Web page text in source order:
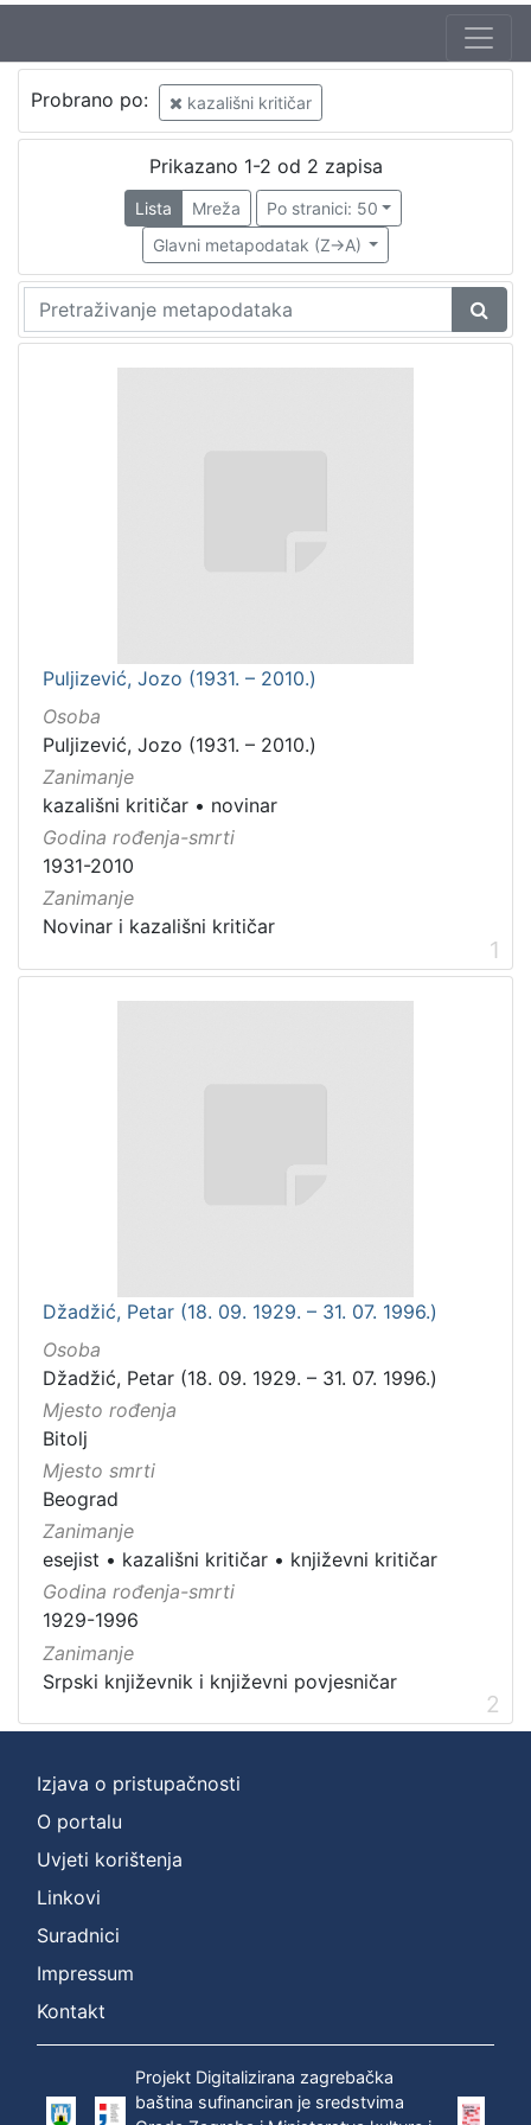
Probrano po: kazališni kritičar
Prikazano 1-2 od 2 zapisa
Lista Mreža
Po stranici: 50
Glavni metapodatak (Z->A)
Puljizević, Jozo (1931. – 2010.)
Osoba
Puljizević, Jozo (1931. – 2010.)
Zanimanje
kazališni kritičar • novinar
Godina rođenja-smrti
1931-2010
Zanimanje
Novinar i kazališni kritičar
1
Džadžić, Petar (18. 09. 1929. – 31. 07. 1996.)
Osoba
Džadžić, Petar (18. 09. 1929. – 31. 07. 1996.)
Mjesto rođenja
Bitolj
Mjesto smrti
Beograd
Zanimanje
esejist • kazališni kritičar • književni kritičar
Godina rođenja-smrti
1929-1996
Zanimanje
Srpski književnik i književni povjesničar
2
Izjava o pristupačnosti
O portalu
Uvjeti korištenja
Linkovi
Suradnici
Impressum
Kontakt
Projekt Digitalizirana zagrebačka
baština sufinanciran je sredstvima